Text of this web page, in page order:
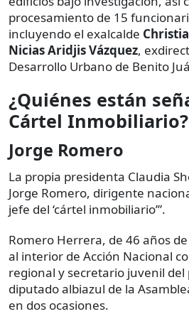
procesamiento de 15
incluyendo el exalcalde
Nicias Aridjis Vázquez,
Desarrollo Urbano de Benito
¿Quiénes están
Cártel Inmobiliario?
Jorge Romero
La propia presidenta Claudia
Jorge Romero, dirigente
jefe del ‘cártel inmobiliario’”.
Romero Herrera, de 46 años
al interior de Acción Nacional
regional y secretario juvenil
diputado albiazul de la
en dos ocasiones.